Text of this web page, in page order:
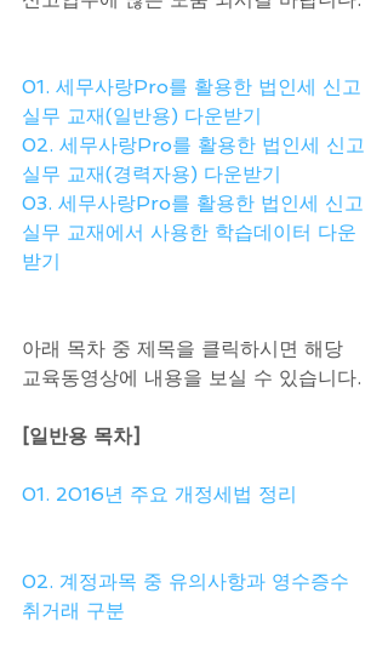
01. 세무사랑Pro를 활용한 법인세 신고
실무 교재(일반용) 다운받기
02. 세무사랑Pro를 활용한 법인세 신고
실무 교재(경력자용) 다운받기
03. 세무사랑Pro를 활용한 법인세 신고
실무 교재에서 사용한 학습데이터 다운
받기
아래 목차 중 제목을 클릭하시면 해당
교육동영상에 내용을 보실 수 있습니다.
[일반용 목차]
01. 2016년 주요 개정세법 정리
02. 계정과목 중 유의사항과 영수증수
취거래 구분